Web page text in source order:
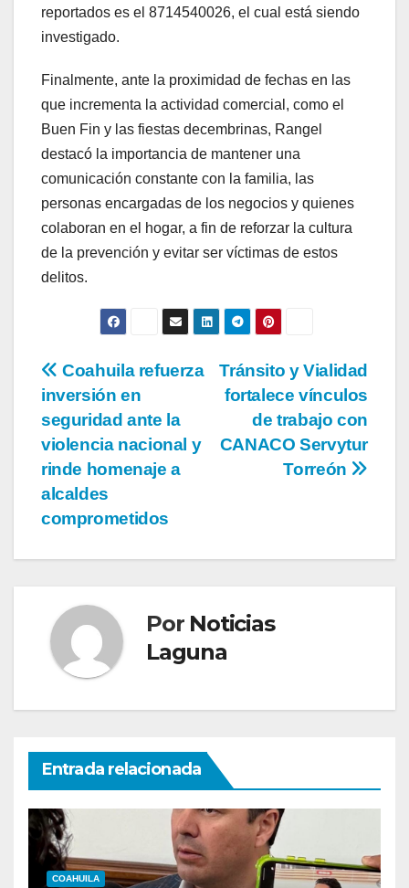
reportados es el 8714540026, el cual está siendo
investigado.
Finalmente, ante la proximidad de fechas en las
que incrementa la actividad comercial, como el
Buen Fin y las fiestas decembrinas, Rangel
destacó la importancia de mantener una
comunicación constante con la familia, las
personas encargadas de los negocios y quienes
colaboran en el hogar, a fin de reforzar la cultura
de la prevención y evitar ser víctimas de estos
delitos.
Navegación
de
entradas
Tránsito y Vialidad
fortalece vínculos
de trabajo con
CANACO Servytur
Torreón
Coahuila refuerza
inversión en
seguridad ante la
violencia nacional y
rinde homenaje a
alcaldes
comprometidos
Por Noticias
Laguna
Entrada relacionada
COAHUILA